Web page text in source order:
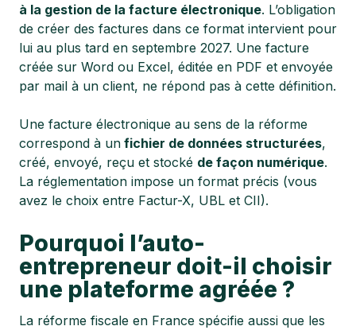
à la gestion de la facture électronique. L’obligation
de créer des factures dans ce format intervient pour
lui au plus tard en septembre 2027. Une facture
créée sur Word ou Excel, éditée en PDF et envoyée
par mail à un client, ne répond pas à cette définition.
Une facture électronique au sens de la réforme
correspond à un fichier de données structurées,
créé, envoyé, reçu et stocké de façon numérique.
La réglementation impose un format précis (vous
avez le choix entre Factur-X, UBL et CII).
Pourquoi l’auto-
entrepreneur doit-il choisir
une plateforme agréée ?
La réforme fiscale en France spécifie aussi que les